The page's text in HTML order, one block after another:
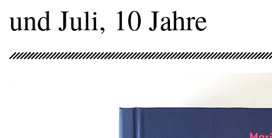
und Juli, 10 Jahre